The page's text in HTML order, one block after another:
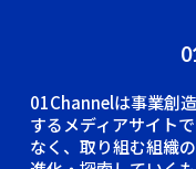
01Channelは事業創
するメディアサイトで
なく、取り組む組織